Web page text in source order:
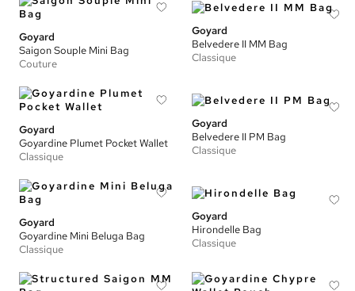
Goyard
Saigon Souple Mini Bag
Couture
Goyard
Belvedere II MM Bag
Classique
Goyard
Goyardine Plumet Pocket Wallet
Classique
Goyard
Belvedere II PM Bag
Classique
Goyard
Goyardine Mini Beluga Bag
Classique
Goyard
Hirondelle Bag
Classique